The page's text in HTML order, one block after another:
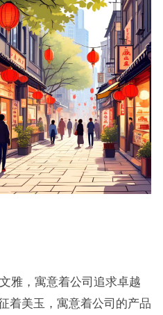
雅，寓意着公司追求卓越
着美玉，寓意着公司的产品